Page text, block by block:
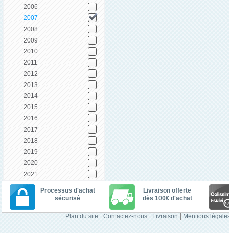
2006
2007
2008
2009
2010
2011
2012
2013
2014
2015
2016
2017
2018
2019
2020
2021
Processus d'achat
sécurisé
Livraison offerte
dès 100€ d'achat
Plan du site Contactez-nous Livraison Mentions